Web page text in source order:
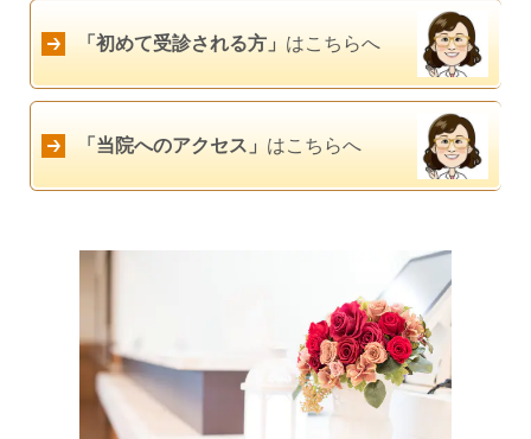
「初めて受診される方」 はこちらへ
「当院へのアクセス」 はこちらへ